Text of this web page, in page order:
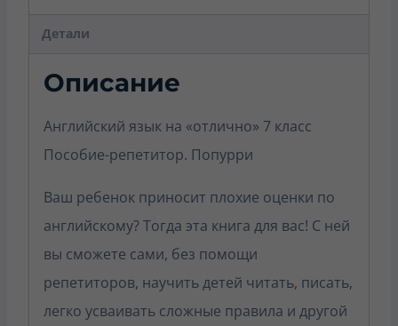
Детали
Описание
Английский язык на «отлично» 7 класс
Пособие-репетитор. Попурри
Ваш ребенок приносит плохие оценки по
английскому? Тогда эта книга для вас! С ней
вы сможете сами, без помощи
репетиторов, научить детей читать, писать,
легко усваивать сложные правила и другой